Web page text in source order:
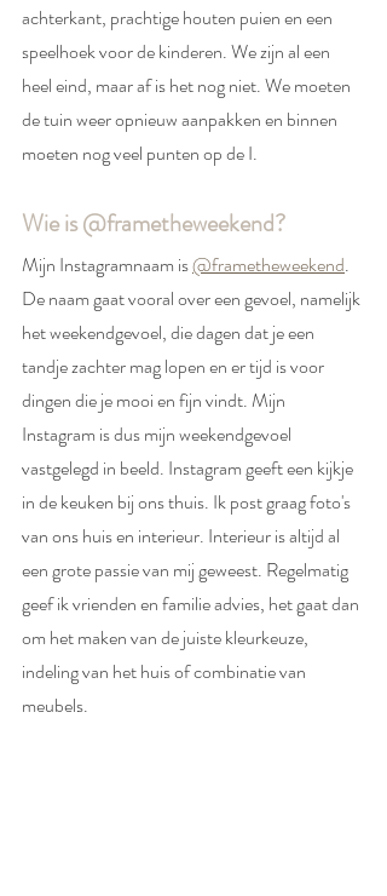
achterkant, prachtige houten puien en een
speelhoek voor de kinderen. We zijn al een
heel eind, maar af is het nog niet. We moeten
de tuin weer opnieuw aanpakken en binnen
moeten nog veel punten op de I.
Wie is @frametheweekend?
Mijn Instagramnaam is @frametheweekend.
De naam gaat vooral over een gevoel, namelijk
het weekendgevoel, die dagen dat je een
tandje zachter mag lopen en er tijd is voor
dingen die je mooi en fijn vindt. Mijn
Instagram is dus mijn weekendgevoel
vastgelegd in beeld. Instagram geeft een kijkje
in de keuken bij ons thuis. Ik post graag foto's
van ons huis en interieur. Interieur is altijd al
een grote passie van mij geweest. Regelmatig
geef ik vrienden en familie advies, het gaat dan
om het maken van de juiste kleurkeuze,
indeling van het huis of combinatie van
meubels.